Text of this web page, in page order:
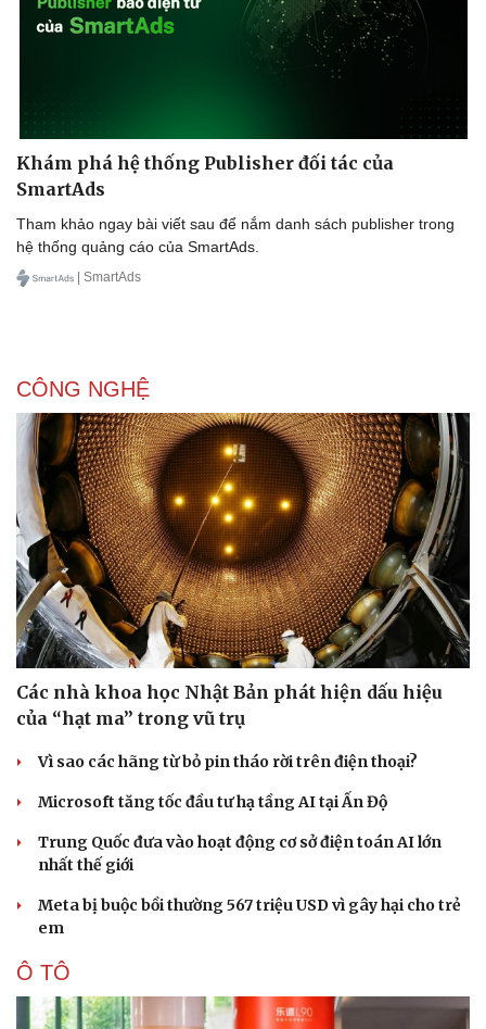
Giá cà phê
Pháp luật
Tin nóng
Tư vấn luật
Phân tích
Khám phá hệ thống Publisher đối tác của
SmartAds
Tham khảo ngay bài viết sau để nắm danh sách publisher trong
hệ thống quảng cáo của SmartAds.
| SmartAds
CÔNG NGHỆ
Các nhà khoa học Nhật Bản phát hiện dấu hiệu
của “hạt ma” trong vũ trụ
Vì sao các hãng từ bỏ pin tháo rời trên điện thoại?
Microsoft tăng tốc đầu tư hạ tầng AI tại Ấn Độ
Trung Quốc đưa vào hoạt động cơ sở điện toán AI lớn
nhất thế giới
Meta bị buộc bồi thường 567 triệu USD vì gây hại cho trẻ
em
Ô TÔ